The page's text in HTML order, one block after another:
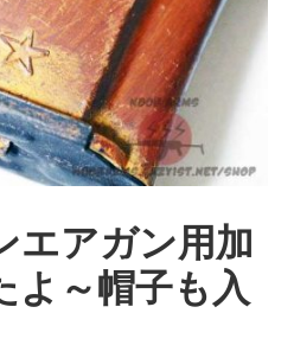
エアガン用加
よ～帽子も入